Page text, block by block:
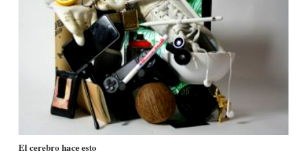
El cerebro hace esto